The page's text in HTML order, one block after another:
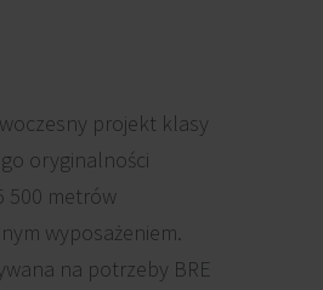
projekt klasy
oryginalności
500 metrów
wyposażeniem.
na potrzeby BRE